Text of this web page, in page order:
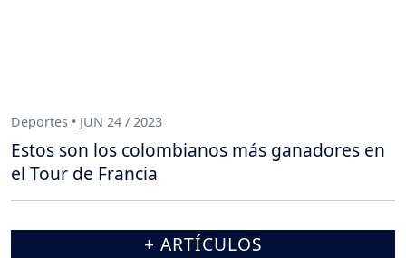
Deportes • JUN 24 / 2023
Estos son los colombianos más ganadores en
el Tour de Francia
+ ARTÍCULOS